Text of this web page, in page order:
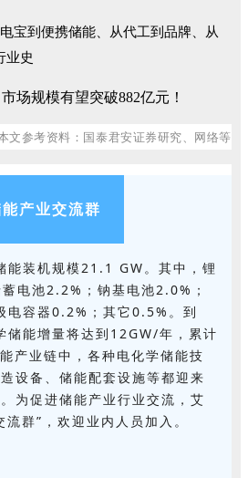
宝到便携储能、从代工到品牌、从
业史
文参考资料： 国泰君安证券研究、 网络等
产业交流群
能装机规模21.1 GW。其中，锂
电池2.2%；钠基电池2.0%；
电容器0.2%；其它0.5%。到
储能增量将达到12GW/年，累计
产业链中，各种电化学储能技
设备、储能配套设施等都迎来
为促进储能产业行业交流，艾
群”，欢迎业内人员加入。